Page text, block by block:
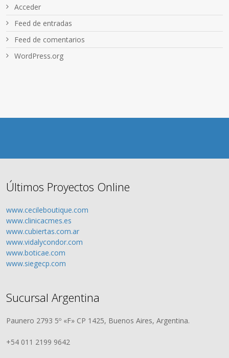
Acceder
Feed de entradas
Feed de comentarios
WordPress.org
Últimos Proyectos Online
www.cecileboutique.com
www.clinicacmes.es
www.cubiertas.com.ar
www.vidalycondor.com
www.boticae.com
www.siegecp.com
Sucursal Argentina
Paunero 2793 5º «F» CP 1425, Buenos Aires, Argentina.
+54 011 2199 9642